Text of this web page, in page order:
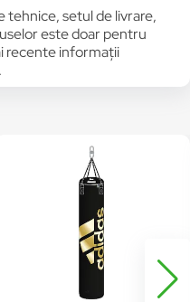
tehnice, setul de livrare,
este doar pentru
recente informații